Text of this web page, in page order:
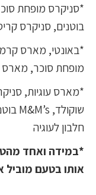
*סניקרס מופחת
בוטנים, סניקרס קריספ מכילים
*באונטי, מארס
מופחת סוכר, מארס
חלבון לעוגיה
*במידה ואחד
אותו בטעם